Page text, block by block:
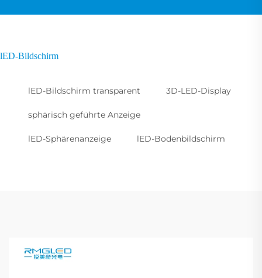
lED-Bildschirm
lED-Bildschirm transparent 3D-LED-Display
sphärisch geführte Anzeige
lED-Sphärenanzeige lED-Bodenbildschirm